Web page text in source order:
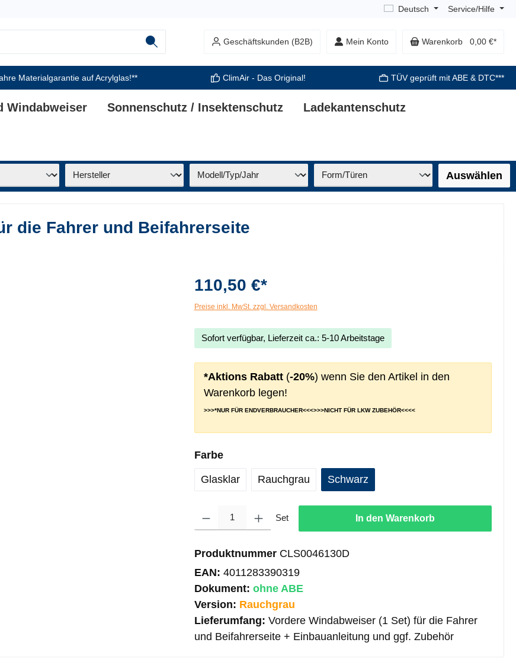
Deutsch Service/Hilfe
Geschäftskunden (B2B) Mein Konto Warenkorb 0,00 €*
Materialgarantie auf Acrylglas!** ClimAir - Das Original! TÜV geprüft mit ABE & DTC***
Windabweiser Sonnenschutz / Insektenschutz Ladekantenschutz
Auswählen
die Fahrer und Beifahrerseite
110,50 €*
Preise inkl. MwSt. zzgl. Versandkosten
Sofort verfügbar, Lieferzeit ca.: 5-10 Arbeitstage
*Aktions Rabatt(-20%) wenn Sie den Artikel in den
Warenkorb legen!
>>>*NUR FÜR ENDVERBRAUCHER<<<>>>NICHT FÜR LKW ZUBEHÖR<<<<
Farbeauswählen
Glasklar Rauchgrau Schwarz
Set In den Warenkorb
Produktnummer CLS0046130D
EAN: 4011283390319
Dokument: ohne ABE
Version: Rauchgrau
Lieferumfang: Vordere Windabweiser (1 Set) für die Fahrer
und Beifahrerseite + Einbauanleitung und ggf. Zubehör